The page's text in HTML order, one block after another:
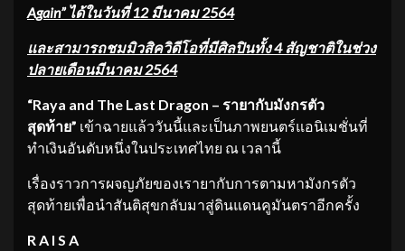
Again” ได้ในวันที่ 12 มีนาคม 2564
และสามารถชมมิวสิควิดีโอที่มีศิลปินทั้ง 4 สัญชาติในช่วง
ปลายเดือนมีนาคม 2564
“Raya and The Last Dragon – รายากับมังกรตัว
สุดท้าย” เข้าฉายแล้ววันนี้และเป็นภาพยนตร์แอนิเมชั่นที่
ทำเงินอันดับหนึ่งในประเทศไทย ณ เวลานี้
เรื่องราวการผจญภัยของเรายากับการตามหามังกรตัว
สุดท้ายเพื่อนำสันติสุขกลับมาสู่ดินแดนคูมันตราอีกครั้ง
R A I S A